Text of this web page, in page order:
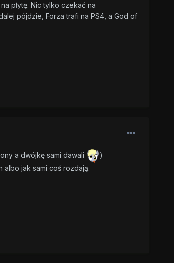
płytę. Nic tylko czekać na
pójdzie, Forza trafi na PS4, a God of
a dwójkę sami dawali
)
jak sami coś rozdają.